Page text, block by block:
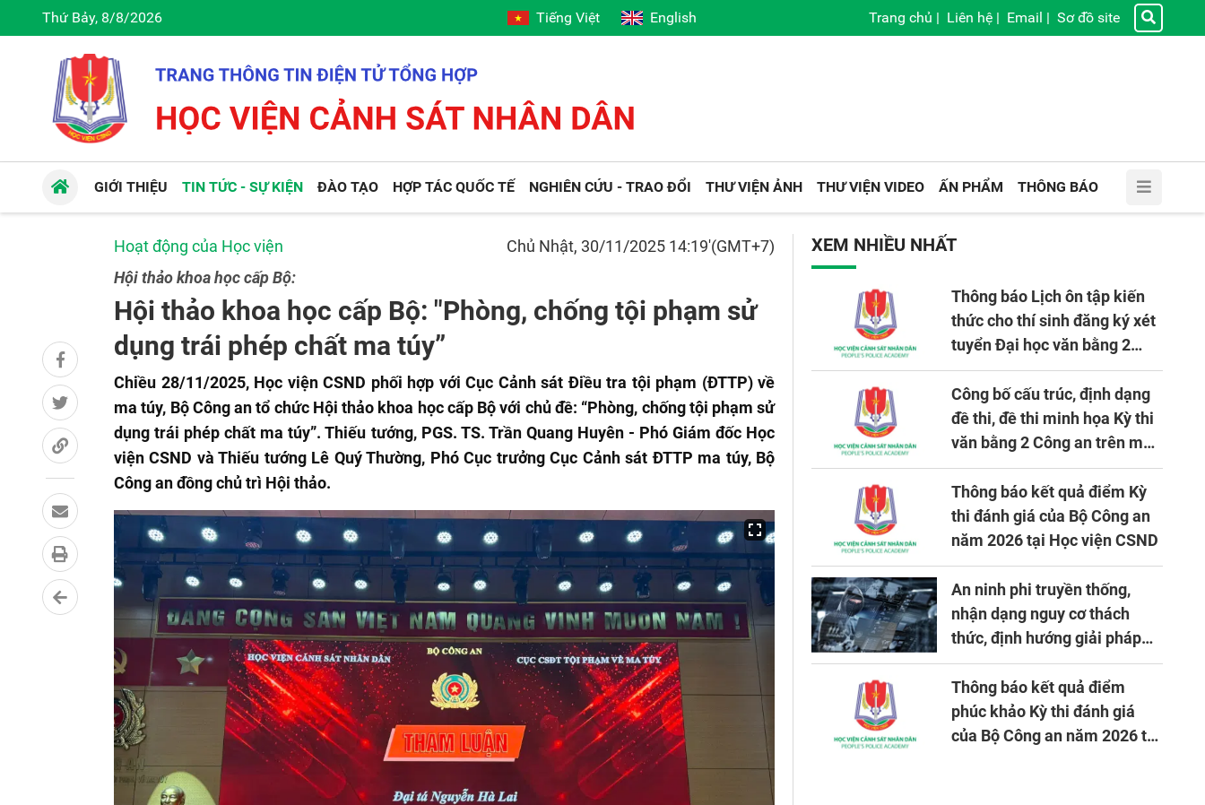
Thứ Bảy, 8/8/2026 Tiếng Việt English Trang chủ | Liên hệ | Email | Sơ đồ site
GIỚI THIỆU TIN TỨC - SỰ KIỆN ĐÀO TẠO HỢP TÁC QUỐC TẾ NGHIÊN CỨU - TRAO ĐỔI THƯ VIỆN ẢNH THƯ VIỆN VIDEO ẤN PHẨM THÔNG BÁO
Hoạt động của Học viện
Chủ Nhật, 30/11/2025 14:19'(GMT+7)
Hội thảo khoa học cấp Bộ:
Hội thảo khoa học cấp Bộ: "Phòng, chống tội phạm sử
dụng trái phép chất ma túy”
Chiều 28/11/2025, Học viện CSND phối hợp với Cục Cảnh sát Điều tra tội phạm (ĐTTP) về
ma túy, Bộ Công an tổ chức Hội thảo khoa học cấp Bộ với chủ đề: “Phòng, chống tội phạm sử
dụng trái phép chất ma túy”. Thiếu tướng, PGS. TS. Trần Quang Huyên - Phó Giám đốc Học
viện CSND và Thiếu tướng Lê Quý Thường, Phó Cục trưởng Cục Cảnh sát ĐTTP ma túy, Bộ
Công an đồng chủ trì Hội thảo.
XEM NHIỀU NHẤT
Thông báo Lịch ôn tập kiến
thức cho thí sinh đăng ký xét
tuyển Đại học văn bằng 2
tuyển mới, mở tại Học viện
CSND năm học 2026 - 2027
Công bố cấu trúc, định dạng
đề thi, đề thi minh họa Kỳ thi
văn bằng 2 Công an trên máy
tính
Thông báo kết quả điểm Kỳ
thi đánh giá của Bộ Công an
năm 2026 tại Học viện CSND
An ninh phi truyền thống,
nhận dạng nguy cơ thách
thức, định hướng giải pháp
đảm bảo an ninh quốc gia
trong tình hình hiện nay
Thông báo kết quả điểm
phúc khảo Kỳ thi đánh giá
của Bộ Công an năm 2026 tại